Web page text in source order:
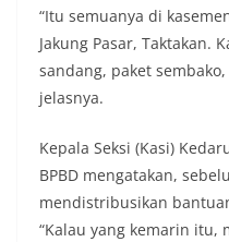
“Itu semuanya di
Jakung Pasar, Taktakan.
sandang, paket
jelasnya.
Kepala Seksi (Kasi)
BPBD mengatakan,
mendistribusikan
“Kalau yang kemarin itu,